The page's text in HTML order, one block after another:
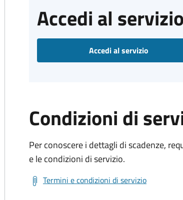
Accedi al servizio
Accedi al servizio
Condizioni di
Per conoscere i dettagli di scadenze,
e le condizioni di servizio.
Termini e condizioni di servizio